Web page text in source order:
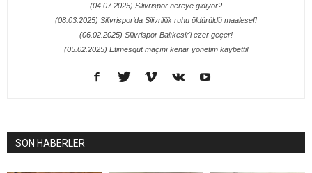
(04.07.2025) Silivrispor nereye gidiyor?
(08.03.2025) Silivrispor’da Silivrililik ruhu öldürüldü maalesef!
(06.02.2025) Silivrispor Balıkesir'i ezer geçer!
(05.02.2025) Etimesgut maçını kenar yönetim kaybetti!
SON HABERLER